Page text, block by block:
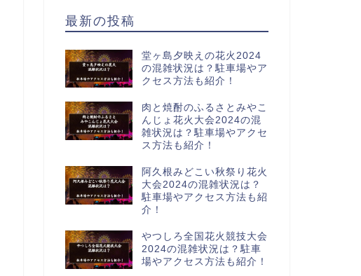
最新の投稿
堂ヶ島夕映えの花火2024
の混雑状況は？駐車場やア
クセス方法も紹介！
肉と焼酎のふるさとみやこ
んじょ花火大会2024の混
雑状況は？駐車場やアクセ
ス方法も紹介！
阿久根みどこい秋祭り花火
大会2024の混雑状況は？
駐車場やアクセス方法も紹
介！
やつしろ全国花火競技大会
2024の混雑状況は？駐車
場やアクセス方法も紹介！